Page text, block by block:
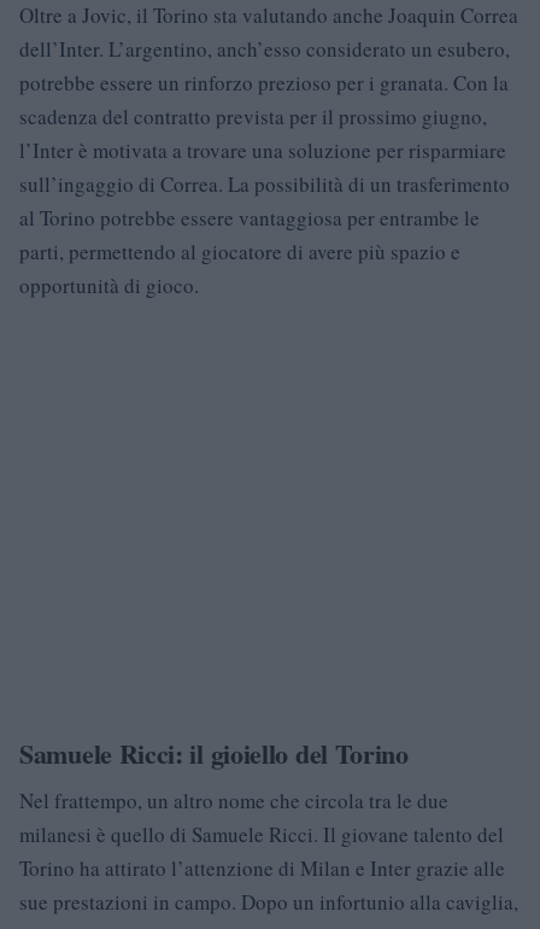
Oltre a Jovic, il Torino sta valutando anche Joaquin Correa
dell’Inter. L’argentino, anch’esso considerato un esubero,
potrebbe essere un rinforzo prezioso per i granata. Con la
scadenza del contratto prevista per il prossimo giugno,
l’Inter è motivata a trovare una soluzione per risparmiare
sull’ingaggio di Correa. La possibilità di un trasferimento
al Torino potrebbe essere vantaggiosa per entrambe le
parti, permettendo al giocatore di avere più spazio e
opportunità di gioco.
Samuele Ricci: il gioiello del Torino
Nel frattempo, un altro nome che circola tra le due
milanesi è quello di Samuele Ricci. Il giovane talento del
Torino ha attirato l’attenzione di Milan e Inter grazie alle
sue prestazioni in campo. Dopo un infortunio alla caviglia,